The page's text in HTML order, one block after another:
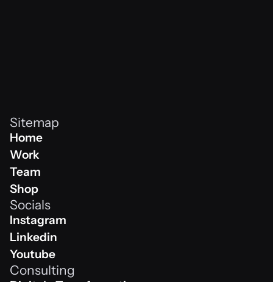
Sitemap
Home
Home
Work
Work
Team
Team
Shop
Shop
Socials
Instagram
Instagram
Linkedin
Linkedin
Youtube
Youtube
Consulting